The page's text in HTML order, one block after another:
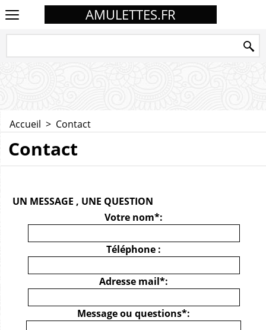
AMULETTES.FR
Accueil > Contact
Contact
UN MESSAGE , UNE QUESTION
Votre nom*:
Téléphone :
Adresse mail*:
Message ou questions*: